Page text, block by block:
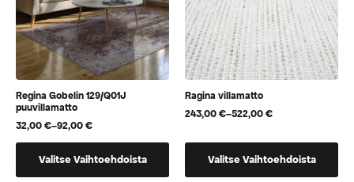
sivulla.
sivulla.
Regina Gobelin 129/Q01J
puuvillamatto
32,00€–92,00€
Hintaluokka:
32,00 €
92,00 €
Valitse Vaihtoehdoista
Ragina villamatto
243,00€–522,00€
Hintaluokka:
-
522,00 €Valitse Vaihtoehdoista